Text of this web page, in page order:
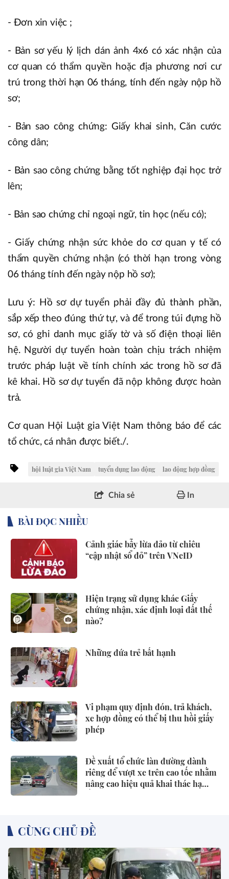
- Đơn xin việc ;
- Bản sơ yếu lý lịch dán ảnh 4x6 có xác nhận của
cơ quan có thẩm quyền hoặc địa phương nơi cư
trú trong thời hạn 06 tháng, tính đến ngày nộp hồ
sơ;
- Bản sao công chứng: Giấy khai sinh, Căn cước
công dân;
- Bản sao công chứng bằng tốt nghiệp đại học trở
lên;
- Bản sao chứng chỉ ngoại ngữ, tin học (nếu có);
- Giấy chứng nhận sức khỏe do cơ quan y tế có
thẩm quyền chứng nhận (có thời hạn trong vòng
06 tháng tính đến ngày nộp hồ sơ);
Lưu ý: Hồ sơ dự tuyển phải đầy đủ thành phần,
sắp xếp theo đúng thứ tự, và để trong túi đựng hồ
sơ, có ghi danh mục giấy tờ và số điện thoại liên
hệ. Người dự tuyển hoàn toàn chịu trách nhiệm
trước pháp luật về tính chính xác trong hồ sơ đã
kê khai. Hồ sơ dự tuyển đã nộp không được hoàn
trả.
Cơ quan Hội Luật gia Việt Nam thông báo để các
tổ chức, cá nhân được biết./.
hội luật gia Việt Nam tuyển dụng lao động lao động hợp đồng
Chia sẻ In
BÀI ĐỌC NHIỀU
Cảnh giác bẫy lừa đảo từ chiêu
“cập nhật sổ đỏ” trên VNeID
Hiện trạng sử dụng khác Giấy
chứng nhận, xác định loại đất thế
nào?
Những đứa trẻ bất hạnh
Vi phạm quy định đón, trả khách,
xe hợp đồng có thể bị thu hồi giấy
phép
Đề xuất tổ chức làn đường dành
riêng để vượt xe trên cao tốc nhằm
nâng cao hiệu quả khai thác hạ
CÙNG CHỦ ĐỀ